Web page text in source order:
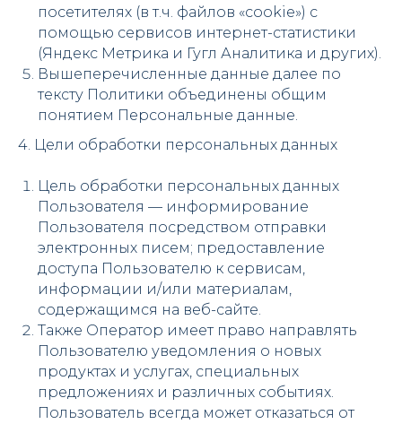
посетителях (в т.ч. файлов «cookie») с
помощью сервисов интернет-статистики
(Яндекс Метрика и Гугл Аналитика и других).
Вышеперечисленные данные далее по
тексту Политики объединены общим
понятием Персональные данные.
4. Цели обработки персональных данных
Цель обработки персональных данных
Пользователя — информирование
Пользователя посредством отправки
электронных писем; предоставление
доступа Пользователю к сервисам,
информации и/или материалам,
содержащимся на веб-сайте.
Также Оператор имеет право направлять
Пользователю уведомления о новых
продуктах и услугах, специальных
предложениях и различных событиях.
Пользователь всегда может отказаться от